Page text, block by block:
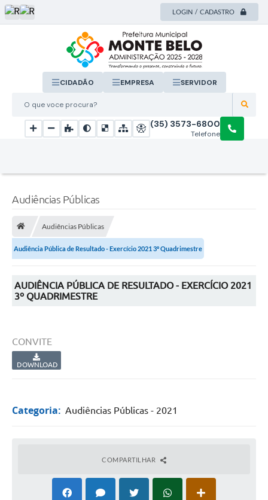
LOGIN / CADASTRO
O que voce procura?
CIDADÃO EMPRESA SERVIDOR
Telefone
(35) 3573-6800
Audiências Públicas
Audiências Públicas
Audiência Pública de Resultado - Exercício 2021 3º Quadrimestre
AUDIÊNCIA PÚBLICA DE RESULTADO - EXERCÍCIO 2021
3º QUADRIMESTRE
CONVITE
DOWNLOAD
Categoria: Audiências Públicas - 2021
COMPARTILHAR